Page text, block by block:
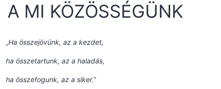
A MI KÖZÖSSÉGÜNK
„Ha összejövünk, az a kezdet,
ha összetartunk, az a haladás,
ha összefogunk, az a siker.”